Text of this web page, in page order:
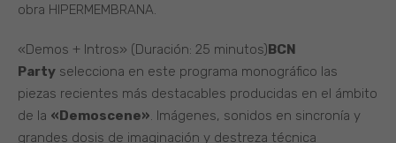
obra HIPERMEMBRANA.
«Demos + Intros» (Duración: 25 minutos)BCN
Party selecciona en este programa monográfico las
piezas recientes más destacables producidas en el ámbito
de la «Demoscene». Imágenes, sonidos en sincronía y
grandes dosis de imaginación y destreza técnica